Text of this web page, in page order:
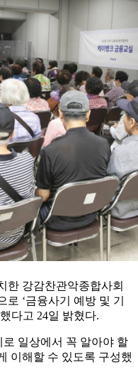
한 강감찬관악종합사회
‘금융사기 예방 및 기
다고 24일 밝혔다.
로 일상에서 꼭 알아야 할
이해할 수 있도록 구성했